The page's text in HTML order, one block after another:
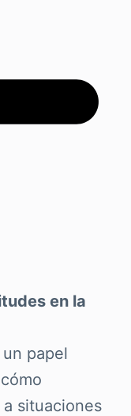
en la
papel
situaciones